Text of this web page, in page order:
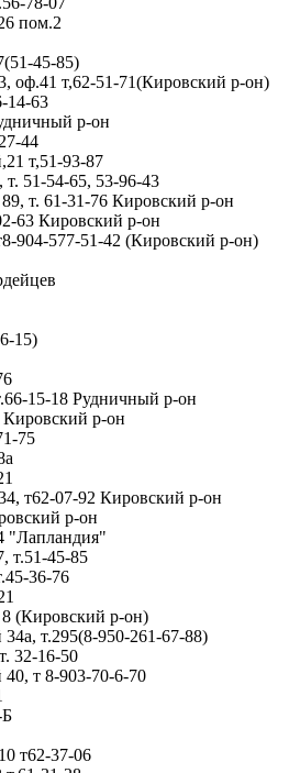
пом.2
45-85)
оф.41 т,62-51-71(Кировский р-он)
14-63
р-он
44
т,51-93-87
т. 51-54-65, 53-96-43
т. 61-31-76 Кировский р-он
63 Кировский р-он
904-577-51-42 (Кировский р-он)
15)
15-18 Рудничный р-он
р-он
75
т62-07-92 Кировский р-он
р-он
"Лапландия"
т.51-45-85
36-76
(Кировский р-он)
т.295(8-950-261-67-88)
32-16-50
т 8-903-70-6-70
Б
т62-37-06